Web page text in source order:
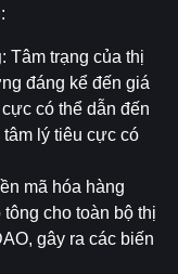
: Tâm trạng của thị
đáng kể đến giá
có thể dẫn đến
lý tiêu cực có
mã hóa hàng
cho toàn bộ thị
gây ra các biến